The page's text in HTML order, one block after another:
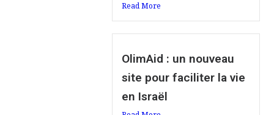
Read More
OlimAid : un nouveau
site pour faciliter la vie
en Israël